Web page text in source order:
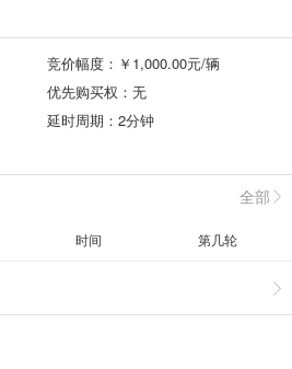
竞价幅度：￥ 1,000.00元/辆
优先购买权： 无
延时周期： 2分钟
全部
时间 第几轮